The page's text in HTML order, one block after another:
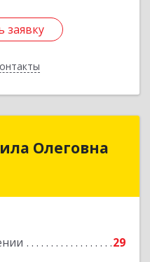
заявку
заявку
Олеговна
29
П.Лумумбы ул, дом №